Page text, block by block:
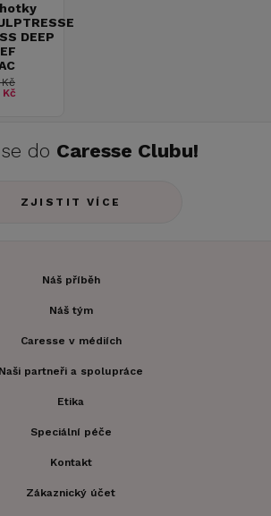
DEEP
do Caresse Clubu!
ZJISTIT VÍCE
Náš příběh
Náš tým
Caresse v médiích
Naši partneři a spolupráce
Etika
Speciální péče
Kontakt
Zákaznický účet